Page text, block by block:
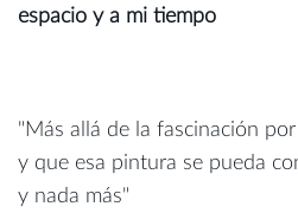
espacio y a mi tiempo
"Más allá de la fascinación
y que esa pintura se pueda
y nada más"